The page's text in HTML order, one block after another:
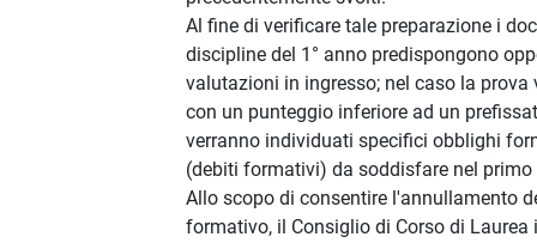
Al fine di verificare tale preparazione i
discipline del 1° anno predispongono
valutazioni in ingresso; nel caso la prova
con un punteggio inferiore ad un
verranno individuati specifici obblighi
(debiti formativi) da soddisfare nel primo
Allo scopo di consentire l'annullamento
formativo, il Consiglio di Corso di Laurea